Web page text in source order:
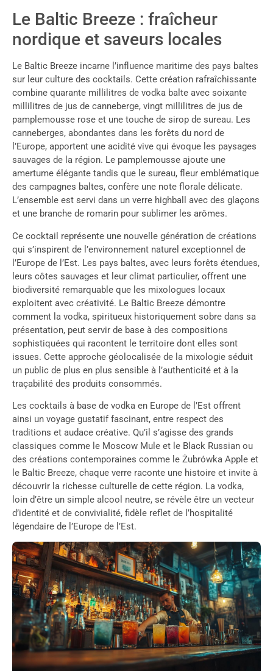
Le Baltic Breeze : fraîcheur
nordique et saveurs locales
Le Baltic Breeze incarne l’influence maritime des pays baltes
sur leur culture des cocktails. Cette création rafraîchissante
combine quarante millilitres de vodka balte avec soixante
millilitres de jus de canneberge, vingt millilitres de jus de
pamplemousse rose et une touche de sirop de sureau. Les
canneberges, abondantes dans les forêts du nord de
l’Europe, apportent une acidité vive qui évoque les paysages
sauvages de la région. Le pamplemousse ajoute une
amertume élégante tandis que le sureau, fleur emblématique
des campagnes baltes, confère une note florale délicate.
L’ensemble est servi dans un verre highball avec des glaçons
et une branche de romarin pour sublimer les arômes.
Ce cocktail représente une nouvelle génération de créations
qui s’inspirent de l’environnement naturel exceptionnel de
l’Europe de l’Est. Les pays baltes, avec leurs forêts étendues,
leurs côtes sauvages et leur climat particulier, offrent une
biodiversité remarquable que les mixologues locaux
exploitent avec créativité. Le Baltic Breeze démontre
comment la vodka, spiritueux historiquement sobre dans sa
présentation, peut servir de base à des compositions
sophistiquées qui racontent le territoire dont elles sont
issues. Cette approche géolocalisée de la mixologie séduit
un public de plus en plus sensible à l’authenticité et à la
traçabilité des produits consommés.
Les cocktails à base de vodka en Europe de l’Est offrent
ainsi un voyage gustatif fascinant, entre respect des
traditions et audace créative. Qu’il s’agisse des grands
classiques comme le Moscow Mule et le Black Russian ou
des créations contemporaines comme le Żubrówka Apple et
le Baltic Breeze, chaque verre raconte une histoire et invite à
découvrir la richesse culturelle de cette région. La vodka,
loin d’être un simple alcool neutre, se révèle être un vecteur
d’identité et de convivialité, fidèle reflet de l’hospitalité
légendaire de l’Europe de l’Est.